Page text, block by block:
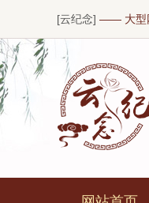
[云纪念] —— 大型